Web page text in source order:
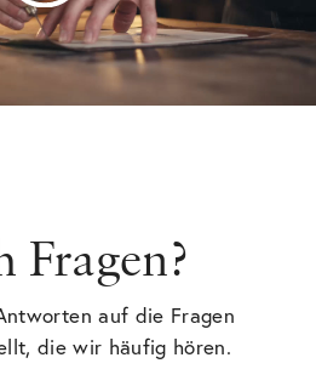
Fragen?
auf die Fragen
die wir häufig hören.